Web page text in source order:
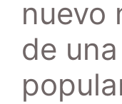
nuevo
de